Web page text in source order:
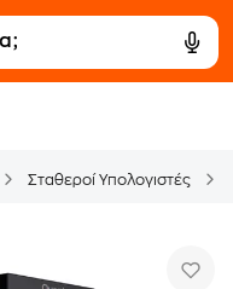
Σταθεροί Υπολογιστές